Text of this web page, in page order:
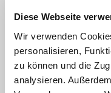
Diese Webseite
Wir verwenden
personalisieren,
zu können und die
analysieren.
Navigation